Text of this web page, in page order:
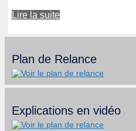
Lire la suite
Plan de Relance
Explications en vidéo